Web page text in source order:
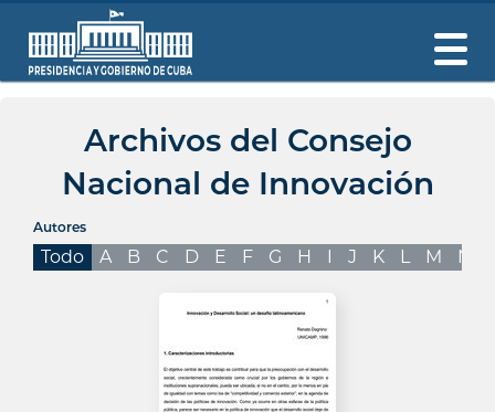
Archivos del Consejo
Nacional de Innovación
Autores
Todo A B C D E F G H I J K L M N